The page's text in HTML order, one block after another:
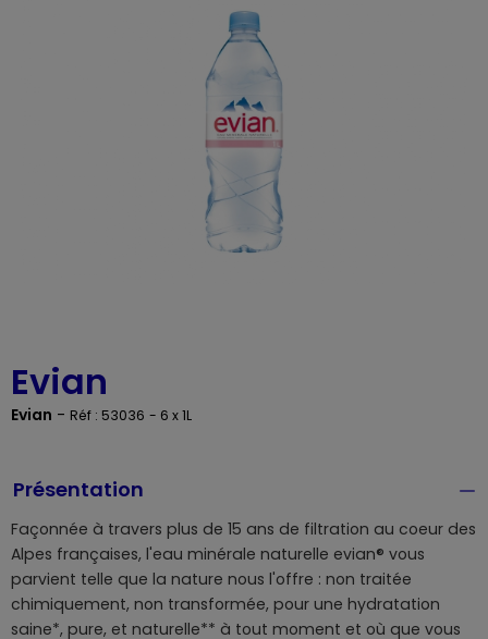
Evian
Evian - Réf : 53036 - 6 x 1L
Présentation
Façonnée à travers plus de 15 ans de filtration au coeur des
Alpes françaises, l'eau minérale naturelle evian® vous
parvient telle que la nature nous l'offre : non traitée
chimiquement, non transformée, pour une hydratation
saine*, pure, et naturelle** à tout moment et où que vous